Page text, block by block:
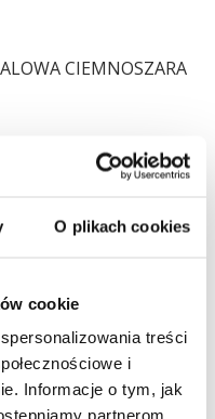
O plikach cookies
cookie
treści
i
Informacje o tym, jak
partnerom
CIEMNOSZARA